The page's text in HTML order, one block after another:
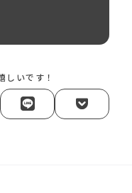
しいです！